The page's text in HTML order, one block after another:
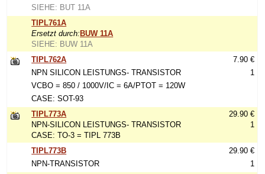
SIEHE: BUT 11A
TIPL761A
Ersetzt durch: BUW 11A
SIEHE: BUW 11A
TIPL762A
NPN SILICON LEISTUNGS- TRANSISTOR
VCBO = 850 / 1000V/IC = 6A/PTOT = 120W
CASE: SOT-93
7.90 €
1
TIPL773A
NPN-SILICON LEISTUNGS- TRANSISTOR
CASE: TO-3 = TIPL 773B
29.90 €
1
TIPL773B
NPN-TRANSISTOR
29.90 €
1